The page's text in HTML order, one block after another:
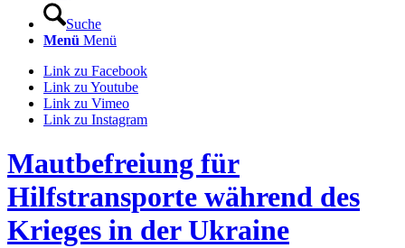
Suche
Menü Menü
Link zu Facebook
Link zu Youtube
Link zu Vimeo
Link zu Instagram
Mautbefreiung für
Hilfstransporte während des
Krieges in der Ukraine